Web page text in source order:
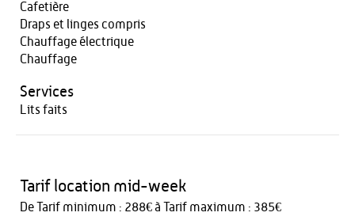
Cafetière
Draps et linges compris
Chauffage électrique
Chauffage
Services
Lits faits
Tarif location mid-week
De Tarif minimum : 288€ à Tarif maximum : 385€